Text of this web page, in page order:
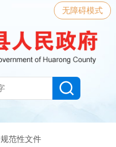
无障碍模式
规范性文件